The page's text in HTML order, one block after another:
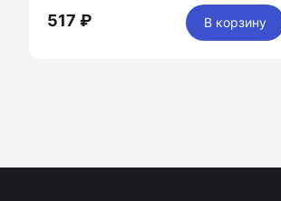
517 ₽ В корзину